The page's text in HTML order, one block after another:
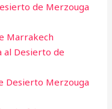
de Merzouga
Marrakech
al Desierto de
Desierto Merzouga